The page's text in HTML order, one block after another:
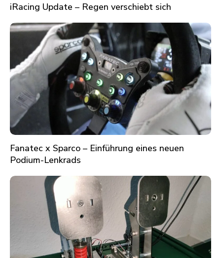
iRacing Update – Regen verschiebt sich
Fanatec x Sparco – Einführung eines neuen
Podium-Lenkrads